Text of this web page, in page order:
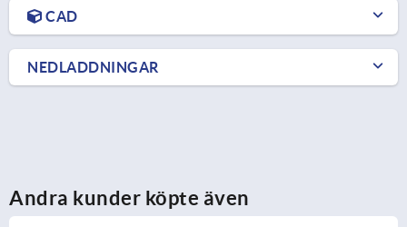
CAD
NEDLADDNINGAR
Andra kunder köpte även